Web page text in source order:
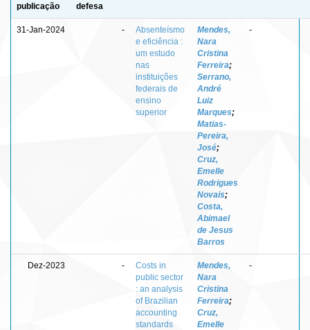
publicação
defesa
31-Jan-2024 -
Absenteísmo
e eficiência :
um estudo
nas
instituições
federais de
ensino
superior
Mendes,
Nara
Cristina
Ferreira;
Serrano,
André
Luiz
Marques;
Matias-
Pereira,
José;
Cruz,
Emelle
Rodrigues
Novais;
Costa,
Abimael
de Jesus
Barros
-
Dez-2023 -
Costs in
public sector
: an analysis
of Brazilian
accounting
standards
Mendes,
Nara
Cristina
Ferreira;
Cruz,
Emelle
-